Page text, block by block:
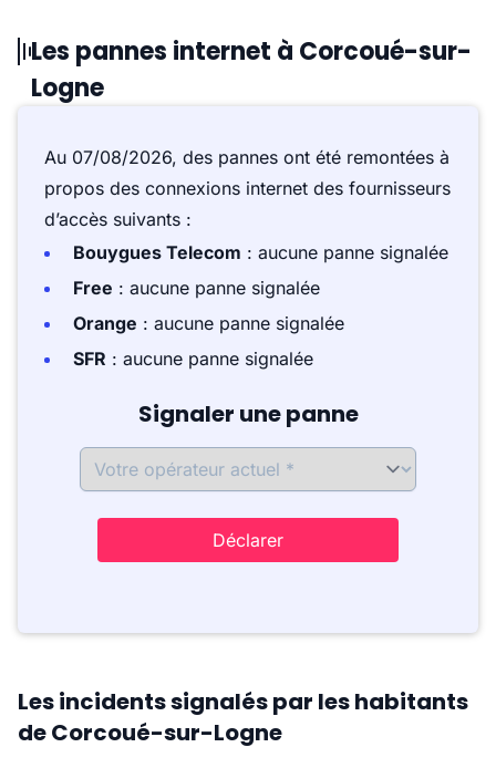
Les pannes internet à Corcoué-sur-
Logne
Au 07/08/2026, des pannes ont été remontées à
propos des connexions internet des fournisseurs
d’accès suivants :
Bouygues Telecom : aucune panne signalée
Free : aucune panne signalée
Orange : aucune panne signalée
SFR : aucune panne signalée
Signaler une panne
Déclarer
Les incidents signalés par les habitants
de Corcoué-sur-Logne